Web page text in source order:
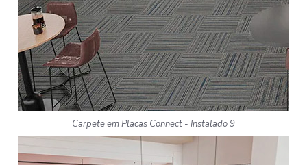
Carpete em Placas Connect - Instalado 9